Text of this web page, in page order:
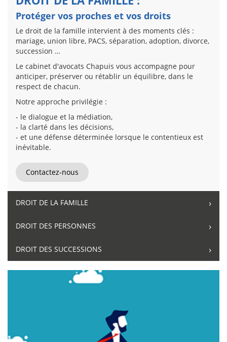
Protéger vos proches et vos droits
Le droit de la famille intervient à des moments clés :
mariage, union libre, PACS, séparation, adoption, divorce,
succession …
Le cabinet d'avocats Chapuis vous accompagne pour
anticiper, préserver ou rétablir un équilibre, dans le
respect de chacun.
Notre approche privilégie :
- le dialogue et la médiation,
- la clarté dans les décisions,
- et une défense déterminée lorsque le contentieux est
inévitable.
Contactez-nous
DROIT DE LA FAMILLE
DROIT DES PERSONNES
DROIT DES SUCCESSIONS